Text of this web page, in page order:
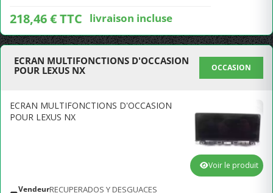
218,46 € TTC livraison incluse
ECRAN MULTIFONCTIONS D'OCCASION
POUR LEXUS NX
OCCASION
ECRAN MULTIFONCTIONS D'OCCASION
POUR LEXUS NX
VendeurRECUPERADOS Y DESGUACES
Voir le produit